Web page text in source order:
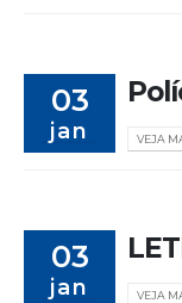
03
jan VEJA
03
jan VEJA